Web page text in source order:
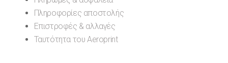
Πληροφορίες αποστολής
Επιστροφές & αλλαγές
Ταυτότητα του Aeroprint